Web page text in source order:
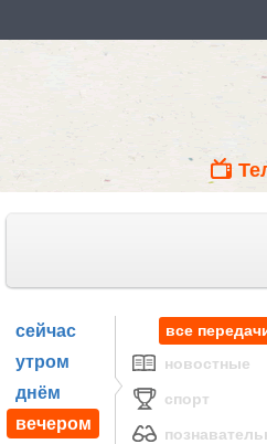
сейчас
утром
днём
вечером
все
новостные
спорт